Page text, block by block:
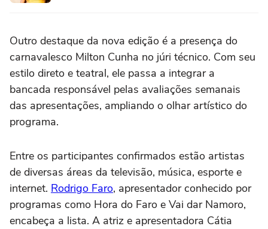
Outro destaque da nova edição é a presença do
carnavalesco Milton Cunha no júri técnico. Com seu
estilo direto e teatral, ele passa a integrar a
bancada responsável pelas avaliações semanais
das apresentações, ampliando o olhar artístico do
programa.
Entre os participantes confirmados estão artistas
de diversas áreas da televisão, música, esporte e
internet. Rodrigo Faro, apresentador conhecido por
programas como Hora do Faro e Vai dar Namoro,
encabeça a lista. A atriz e apresentadora Cátia